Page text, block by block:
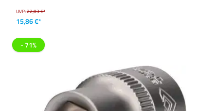
UVP:22,03 €*
15,86 €*
- 71%